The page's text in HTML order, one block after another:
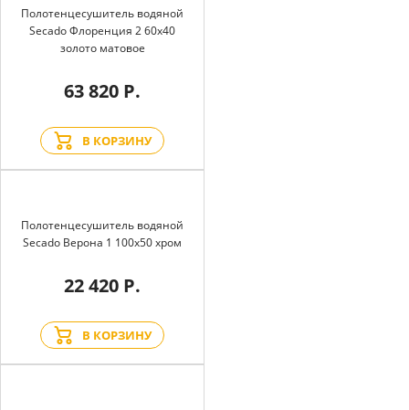
Полотенцесушитель водяной
Secado Флоренция 2 60x40
золото матовое
63 820 Р.
В КОРЗИНУ
Полотенцесушитель водяной
Secado Верона 1 100x50 хром
22 420 Р.
В КОРЗИНУ